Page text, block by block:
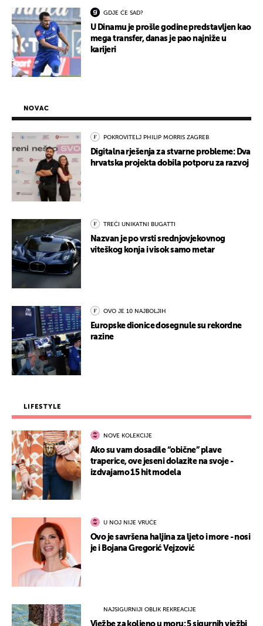
GDJE ĆE SAD?
U Dinamu je prošle godine predstavljen kao
mega transfer, danas je pao najniže u
karijeri
NOVAC
POKROVITELJ PHILIP MORRIS ZAGREB
Digitalna rješenja za stvarne probleme: Dva
hrvatska projekta dobila potporu za razvoj
TREĆI UNIKATNI BUGATTI
Nazvan je po vrsti srednjovjekovnog
viteškog konja i visok samo metar
OVO JE 10 NAJBOLJIH
Europske dionice dosegnule su rekordne
razine
LIFESTYLE
NOVE KOLEKCIJE
Ako su vam dosadile “obične” plave
traperice, ove jeseni dolazite na svoje -
izdvajamo 15 hit modela
U NOJ NIJE VRUĆE
Ovo je savršena haljina za ljeto i more - nosi
je i Bojana Gregorić Vejzović
NAJSIGURNIJI OBLIK REKREACIJE
Vježbe za koljeno u moru: 5 sigurnih vježbi